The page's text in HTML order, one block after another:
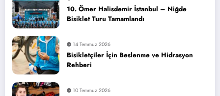
10. Ömer Halisdemir İstanbul – Niğde
Bisiklet Turu Tamamlandı
14 Temmuz 2026
Bisikletçiler İçin Beslenme ve Hidrasyon
Rehberi
10 Temmuz 2026